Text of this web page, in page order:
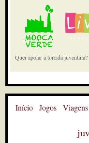
Quer apoiar a torcida
Início Jogos Viagens